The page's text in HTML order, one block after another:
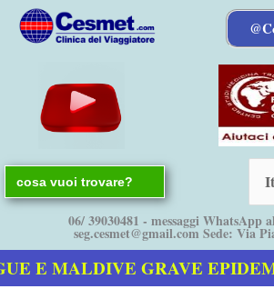
Search
for:
06/ 39030481 - messaggi WhatsApp
seg.cesmet@gmail.com Sede: Via
E MALDIVE GRAVE